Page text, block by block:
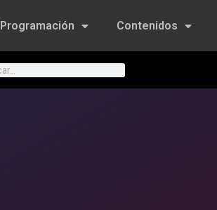
Programación Contenidos